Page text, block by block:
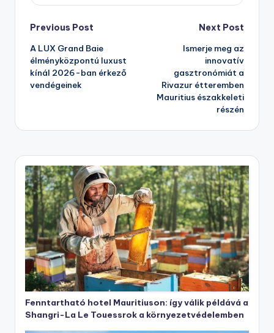
Post
navigation
Previous Post
A LUX Grand Baie
élményközpontú luxust
kínál 2026-ban érkező
vendégeinek
Next Post
Ismerje meg az
innovatív
gasztronómiát a
Rivazur étteremben
Mauritius északkeleti
részén
Fenntartható hotel Mauritiuson: így válik példává a
Shangri-La Le Touessrok a környezetvédelemben